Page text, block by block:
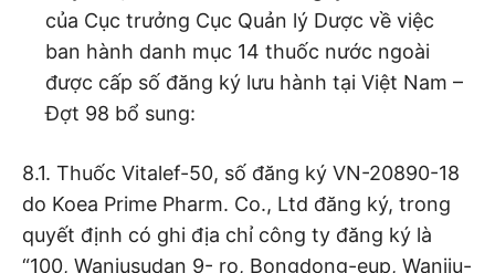
của Cục trưởng Cục Quản lý Dược về việc
ban hành danh mục 14 thuốc nước ngoài
được cấp số đăng ký lưu hành tại Việt Nam –
Đợt 98 bổ sung:
8.1. Thuốc Vitalef-50, số đăng ký VN-20890-18
do Koea Prime Pharm. Co., Ltd đăng ký, trong
quyết định có ghi địa chỉ công ty đăng ký là
“100, Wanjusudan 9- ro, Bongdong-eup, Wanjju-